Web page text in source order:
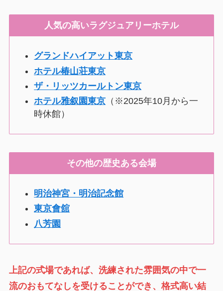
人気の高いラグジュアリーホテル
グランドハイアット東京
ホテル椿山荘東京
ザ・リッツカールトン東京
ホテル雅叙園東京 （※2025年10月から一
時休館）
その他の歴史ある会場
明治神宮・明治記念館
東京會舘
八芳園
上記の式場であれば、洗練された雰囲気の中で一
流のおもてなしを受けることができ、格式高い結